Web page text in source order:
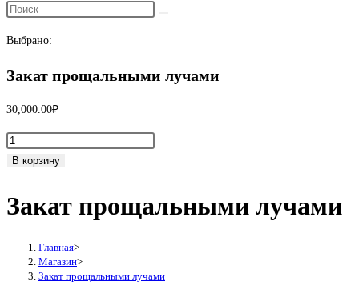
поиск
по
сайту
Выбрано:
Закат прощальными лучами
30,000.00₽
Количество
товара
прощальными
В корзину
Закат прощальными лучами
Главная>
Магазин>
Закат прощальными лучами